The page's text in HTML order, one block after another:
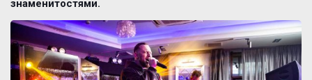
знаменитостями.